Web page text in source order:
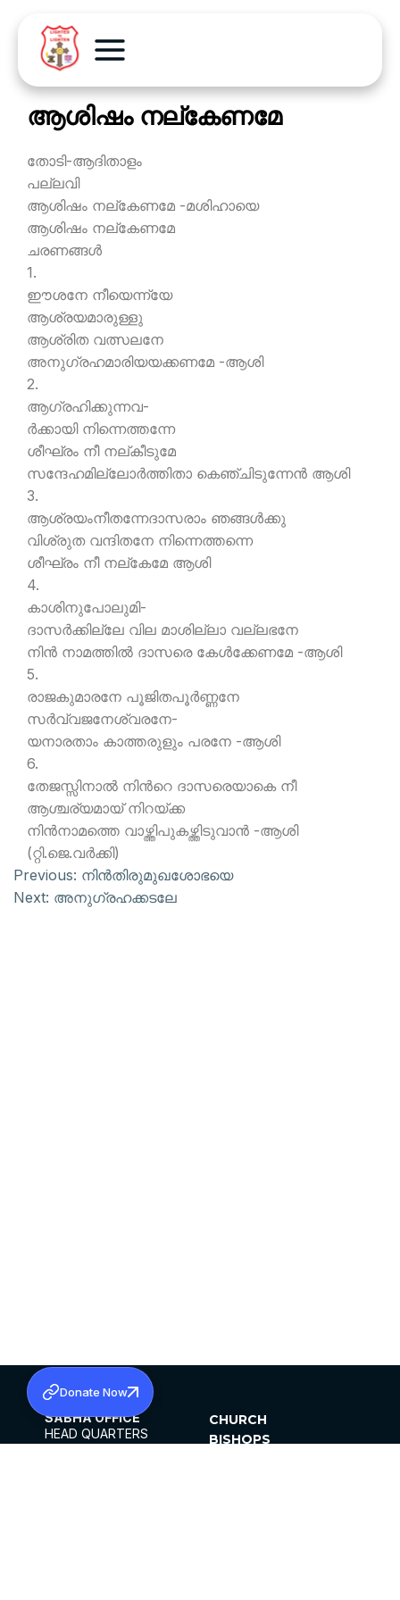
ആശിഷം നല്കേണമേ
തോടി-ആദിതാളം
പല്ലവി
ആശിഷം നല്കേണമേ -മശിഹായെ
ആശിഷം നല്കേണമേ
ചരണങ്ങള്‍
1.
ഈശനേ നീയെന്ന്യേ
ആശ്രയമാരുള്ളു
ആശ്രിത വത്സലനേ
അനുഗ്രഹമാരിയയക്കണമേ -ആശി
2.
ആഗ്രഹിക്കുന്നവ-
ര്‍ക്കായി നിന്നെത്തന്നേ
ശീഘ്രം നീ നല്കീടുമേ
സന്ദേഹമില്ലോര്‍ത്തിതാ കെഞ്ചിടുന്നേന്‍ ആശി
3.
ആശ്രയംനീതന്നേദാസരാം ഞങ്ങള്‍ക്കു
വിശ്രുത വന്ദിതനേ നിന്നെത്തന്നെ
ശീഘ്രം നീ നല്കേമേ ആശി
4.
കാശിനുപോലുമി-
ദാസര്‍ക്കില്ലേ വില മാശില്ലാ വല്ലഭനേ
നിന്‍ നാമത്തില്‍ ദാസരെ കേള്‍ക്കേണമേ -ആശി
5.
രാജകുമാരനേ പൂജിതപൂര്‍ണ്ണനേ
സര്‍വ്വജനേശ്വരനേ-
യനാരതാം കാത്തരുളും പരനേ -ആശി
6.
തേജസ്സിനാല്‍ നിന്‍റെ ദാസരെയാകെ നീ
ആശ്ചര്യമായ് നിറയ്ക്ക
നിന്‍നാമത്തെ വാഴ്ത്തിപുകഴ്ത്തിടുവാന്‍ -ആശി
(റ്റി.ജെ.വര്‍ക്കി)
Previous: നിന്‍തിരുമുഖശോഭയെ
Next: അനുഗ്രഹക്കടലേ
SABHA OFFICE
HEAD QUARTERS
CHURCH
BISHOPS
Donate Now